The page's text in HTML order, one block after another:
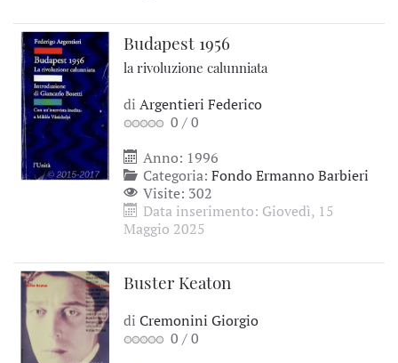
Budapest 1956
la rivoluzione calunniata
di Argentieri Federico
0 /0
Anno: 1996
Categoria: Fondo Ermanno Barbieri
Visite: 302
Data inserimento: Giovedì, 15
Maggio 2025
Buster Keaton
di Cremonini Giorgio
0 /0